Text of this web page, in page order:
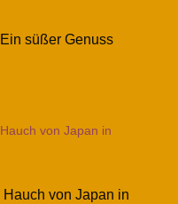
süßer Genuss
Hauch von Japan in